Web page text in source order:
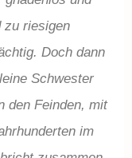
zu riesigen
Doch dann
Schwester
den Feinden, mit
im